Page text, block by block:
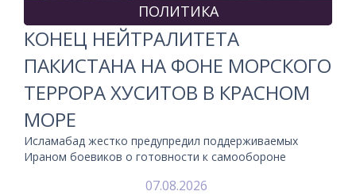
ПОЛИТИКА
КОНЕЦ НЕЙТРАЛИТЕТА
ПАКИСТАНА НА ФОНЕ МОРСКОГО
ТЕРРОРА ХУСИТОВ В КРАСНОМ
МОРЕ
Исламабад жестко предупредил поддерживаемых
Ираном боевиков о готовности к самообороне
07.08.2026